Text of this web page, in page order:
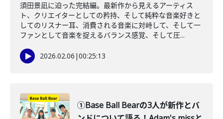
須田景凪に迫った完結編。最新作から見えるアーティス
ト、クリエイターとしての矜持、そして純粋な音楽好きと
してのリスナー耳、消費される音楽に対峙して、そして一
ファンとして音楽を捉えるバランス感覚、そして圧...
2026.02.06 |00:25:13
①Base Ball Bearの3人が新作とバ